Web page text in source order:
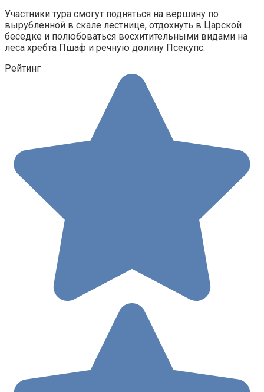
Участники тура смогут подняться на вершину по
вырубленной в скале лестнице, отдохнуть в Царской
беседке и полюбоваться восхитительными видами на
леса хребта Пшаф и речную долину Псекупс.
Рейтинг